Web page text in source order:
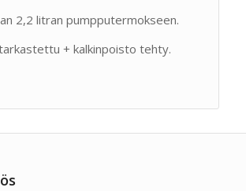
2,2 litran pumpputermokseen.
+ kalkinpoisto tehty.